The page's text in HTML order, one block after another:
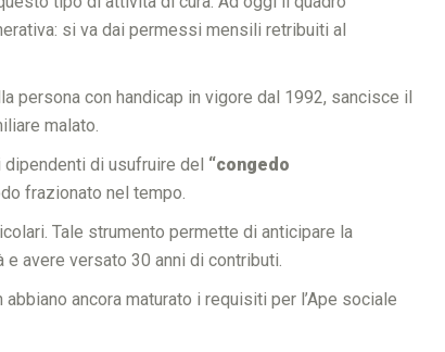
si va dai permessi mensili retribuiti al
persona con handicap in vigore dal 1992, sancisce il
malato.
dipendenti di usufruire del “congedo
frazionato nel tempo.
Tale strumento permette di anticipare la
avere versato 30 anni di contributi.
abbiano ancora maturato i requisiti per l’Ape sociale